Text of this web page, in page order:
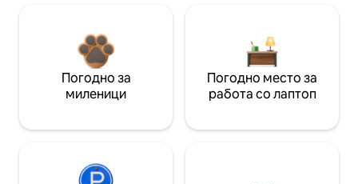
Погодно за
миленици
Погодно место за
работа со лаптоп